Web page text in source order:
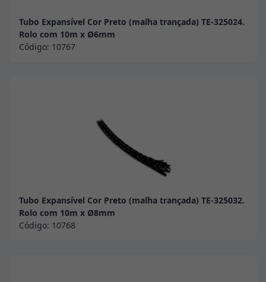
Tubo Expansível Cor Preto (malha trançada) TE-325024.
Rolo com 10m x Ø6mm
Código: 10767
Tubo Expansível Cor Preto (malha trançada) TE-325032.
Rolo com 10m x Ø8mm
Código: 10768